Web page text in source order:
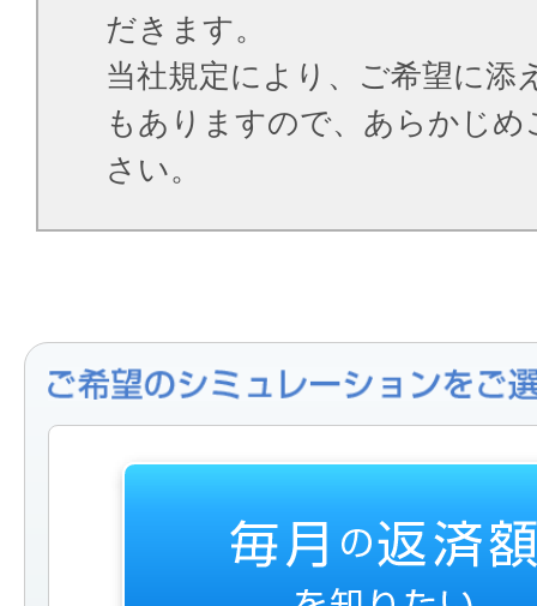
だきます。
当社規定により、ご希望に添
もありますので、あらかじめ
さい。